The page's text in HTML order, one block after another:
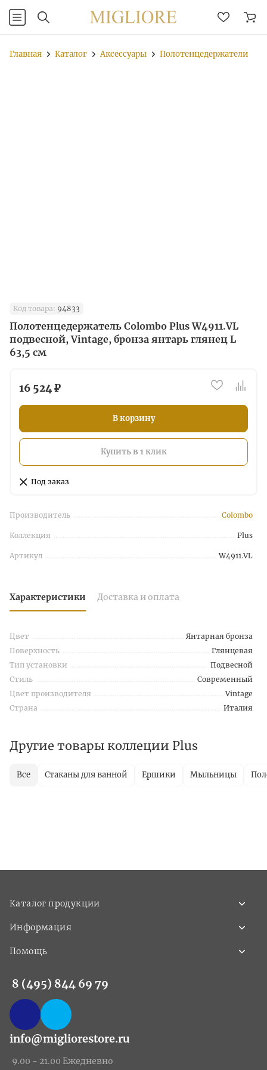
Главная Каталог Аксессуары Полотенцедержатели
Код товара: 94833
Полотенцедержатель Colombo Plus W4911.VL
подвесной, Vintage, бронза янтарь глянец L
63,5 см
16 524 ₽
В корзину
Купить в 1 клик
Под заказ
Производитель Colombo
Коллекция Plus
Артикул W4911.VL
Характеристики Доставка и оплата
Цвет
Янтарная бронза
Поверхность
Глянцевая
Тип установки
Подвесной
Стиль
Современный
Цвет производителя
Vintage
Страна
Италия
Другие товары коллеции Plus
Все Стаканы для ванной Ершики Мыльницы
Каталог продукции
Информация
Помощь
8 (495) 844 69 79
info@migliorestore.ru
9.00 - 21.00 Ежедневно